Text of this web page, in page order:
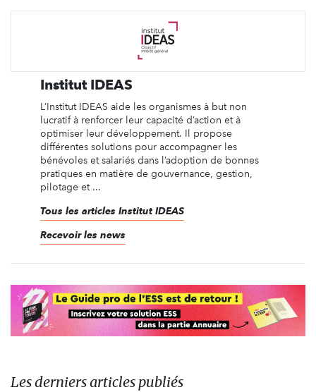
Institut IDEAS
L’Institut IDEAS aide les organismes à but non
lucratif à renforcer leur capacité d’action et à
optimiser leur développement. Il propose
différentes solutions pour accompagner les
bénévoles et salariés dans l’adoption de bonnes
pratiques en matière de gouvernance, gestion,
pilotage et ...
Tous les articles Institut IDEAS
Recevoir les news
Les derniers articles publiés